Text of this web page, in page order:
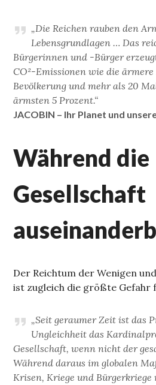
„Die Reichen rauben den
Lebensgrundlagen … Das
Bürgerinnen und -Bürger
CO²-Emissionen wie die
Bevölkerung und mehr als 20
ärmsten 5 Prozent.“
JACOBIN – Ihr Planet und
Während die
Gesellschaft
Der Reichtum der Wenigen
ist zugleich die größte Gefahr
„Seit geraumer Zeit ist das
Ungleichheit das
Gesellschaft, wenn nicht der
Während daraus im globalen
Krisen, Kriege und Bürgerkriege